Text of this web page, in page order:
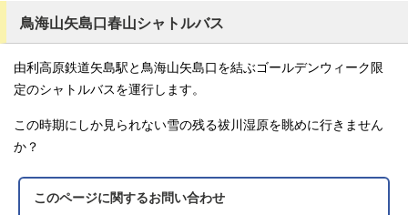
鳥海山矢島口春山シャトルバス
由利高原鉄道矢島駅と鳥海山矢島口を結ぶゴールデンウィーク限
定のシャトルバスを運行します。
この時期にしか見られない雪の残る祓川湿原を眺めに行きません
か？
このページに関するお問い合わせ